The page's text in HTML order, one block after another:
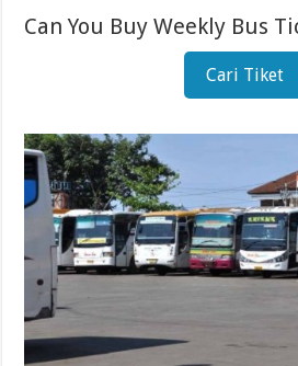
Can You Buy Weekly Bus
Cari Tiket